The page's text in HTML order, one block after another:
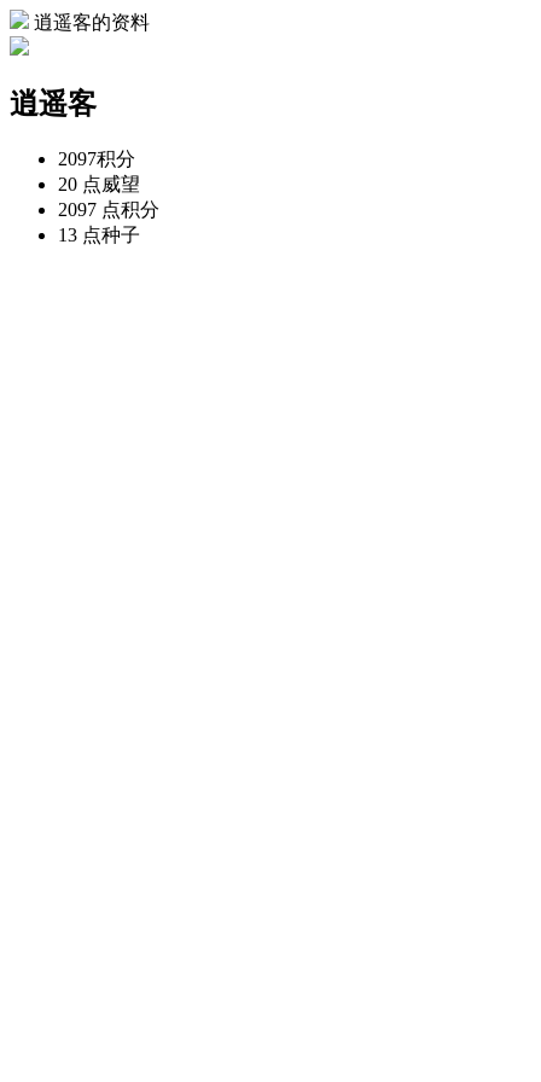
逍遥客的资料
逍遥客
2097积分
20 点威望
2097 点积分
13 点种子